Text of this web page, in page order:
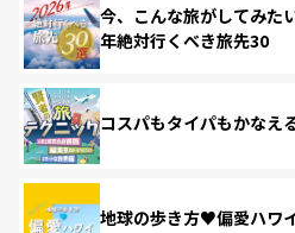
今、こんな旅がしてみた
年絶対行くべき旅先30
コスパもタイパもかなえ
地球の歩き方♥偏愛ハワ